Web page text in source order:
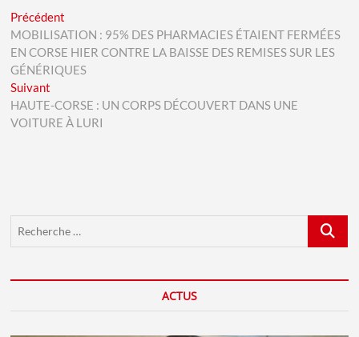
Navigation
de
l’article
Précédent
post:
MOBILISATION : 95% DES PHARMACIES ÉTAIENT FERMÉES
EN CORSE HIER CONTRE LA BAISSE DES REMISES SUR LES
GÉNÉRIQUES
Suivant
post:
HAUTE-CORSE : UN CORPS DÉCOUVERT DANS UNE
VOITURE À LURI
ACTUS